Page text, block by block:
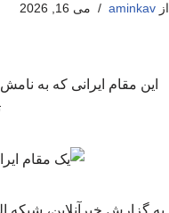
ازaminkav می 16, 2026
این مقام ایرانی که به
به گزارش خبرآنلاین، شبکه